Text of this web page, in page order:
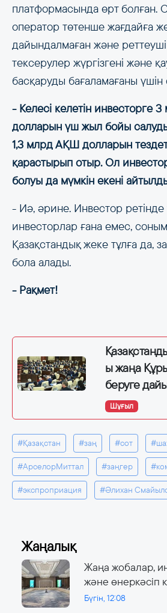
платформасында өрт болған.
оператор төтенше жағдайға
дайындалмаған және реттеуші
тексерулер жүргізгені және
басқаруды бағаламағаны
- Келесі келетін инвесторге
долларын үш жыл бойы
1,3 млрд АҚШ долларын
қарастырып отыр. Ол
болуы да мүмкін екені
- Иә, әрине. Инвестор ретінде
инвесторлар ғана емес,
Қазақстандық жеке тұлға да,
бола алады.
- Рақмет!
ы жаңа
беруге
Шұғыл
#Қазақстан #заң #сот
#АрселорМиттал #заңгер
#экспроприация #Әлихан
Жаңалық
Жаңа жобалар,
және өнеркәсіп
Бүгін, 12:08